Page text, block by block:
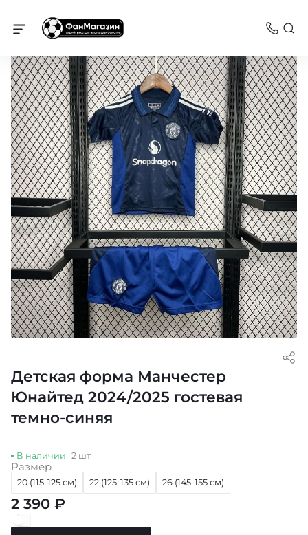
Манчестер Юнайтед
Детская форма Манчестер
Юнайтед 2024/2025 гостевая
темно-синяя
В наличии 2 шт
Размер
20 (115-125 см) 22 (125-135 см) 26 (145-155 см)
2 390 ₽